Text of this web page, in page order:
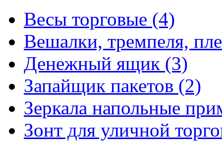
Весы торговые (4)
Вешалки, тремпеля,
Денежный ящик (3)
Запайщик пакетов (2)
Зеркала напольные
Зонт для уличной